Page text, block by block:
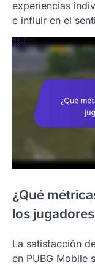
experiencias
e influir en el
¿Qué
los
La satisfacción
en PUBG Mobile